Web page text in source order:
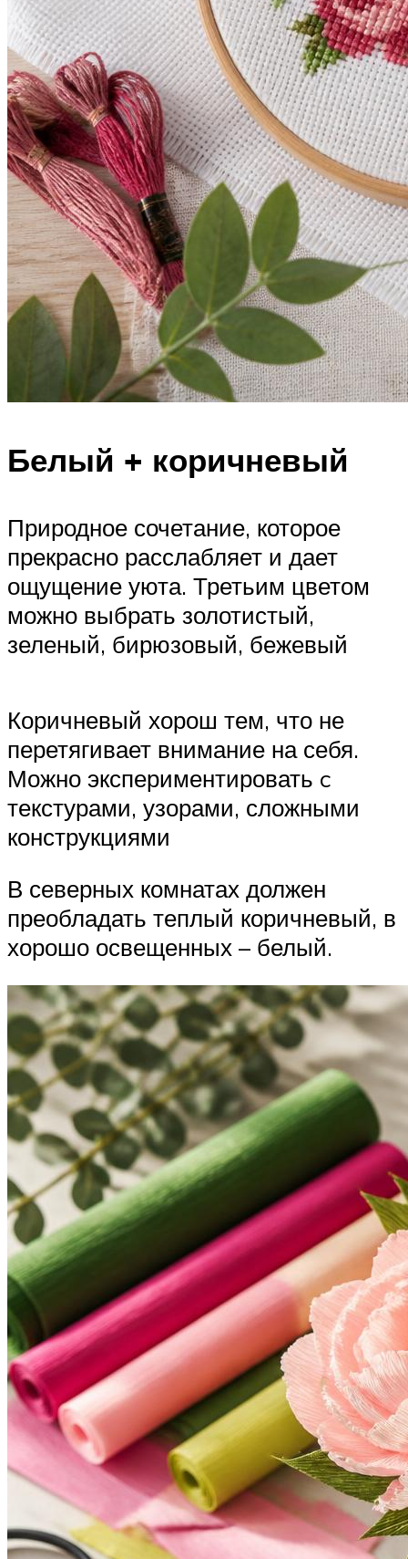
Белый + коричневый
Природное сочетание, которое
прекрасно расслабляет и дает
ощущение уюта. Третьим цветом
можно выбрать золотистый,
зеленый, бирюзовый, бежевый
Коричневый хорош тем, что не
перетягивает внимание на себя.
Можно экспериментировать c
текстурами, узорами, сложными
конструкциями
В северных комнатах должен
преобладать теплый коричневый, в
хорошо освещенных – белый.